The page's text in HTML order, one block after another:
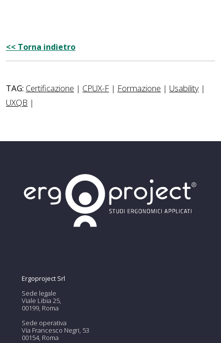
<< Torna indietro
TAG: Certificazione | CPUX-F | Formazione | Usability |
UXQB |
Ergoproject Srl
Sede legale
Viale Libia 25,
00199, Roma
Sede operativa
Via Francesco Negri, 53
00154, Roma